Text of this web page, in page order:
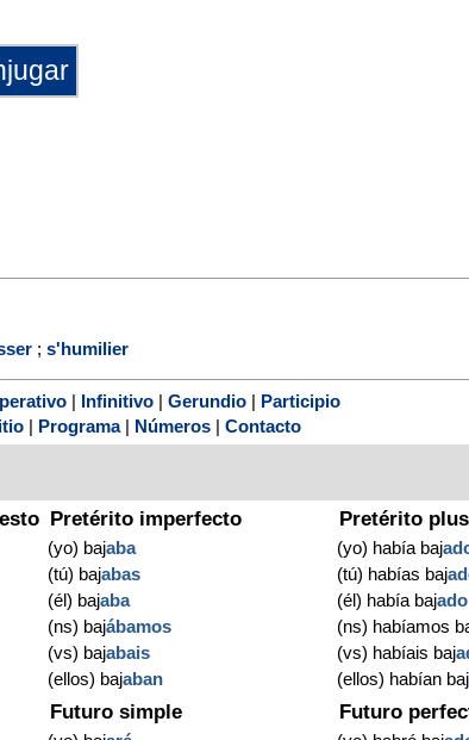
; s'humilier
Infinitivo Gerundio
Participio
Programa| Números Contacto
Pretérito imperfecto
(yo) bajaba
(tú) bajabas
(él) bajaba
(ns) bajábamos
(vs) bajabais
(ellos) bajaban
Pretérito
(yo) había baj
(tú) habías baj
(él) había bajado
(ns) habíamos
(vs) habíais baj
(ellos) habían baj
Futuro simple Futuro